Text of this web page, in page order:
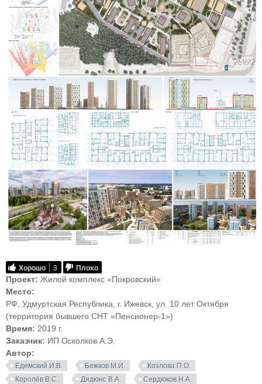
Хорошо 3 Плохо
Проект: Жилой комплекс «Покровский»
Место:
РФ, Удмуртская Республика, г. Ижевск, ул. 10 лет Октября
(территория бывшего СНТ «Пенсионер-1»)
Время: 2019 г.
Заказчик: ИП Осколков А.Э.
Автор:
Едемский И.В. Бежков М.И.
Козлова П.О.
Королёв В.С.
Дядюнс В.А. Сердюков Н.А.